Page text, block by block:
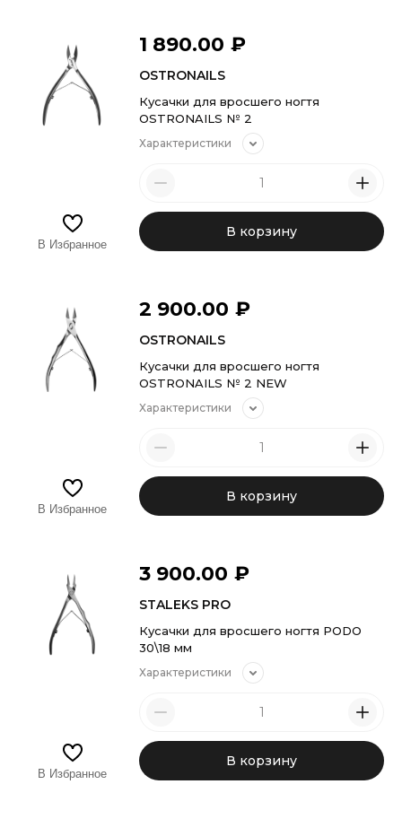
1 890.00 ₽
OSTRONAILS
Кусачки для вросшего ногтя
OSTRONAILS № 2
Характеристики
В корзину
В Избранное
2 900.00 ₽
OSTRONAILS
Кусачки для вросшего ногтя
OSTRONAILS № 2 NEW
Характеристики
В корзину
В Избранное
3 900.00 ₽
STALEKS PRO
Кусачки для вросшего ногтя PODO
30\18 мм
Характеристики
В корзину
В Избранное